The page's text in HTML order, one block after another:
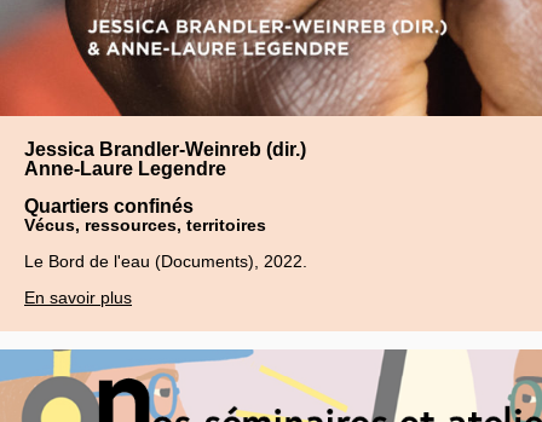
Jessica Brandler-Weinreb (dir.)
Anne-Laure Legendre
Quartiers confinés
Vécus, ressources, territoires
Le Bord de l'eau (Documents), 2022.
En savoir plus